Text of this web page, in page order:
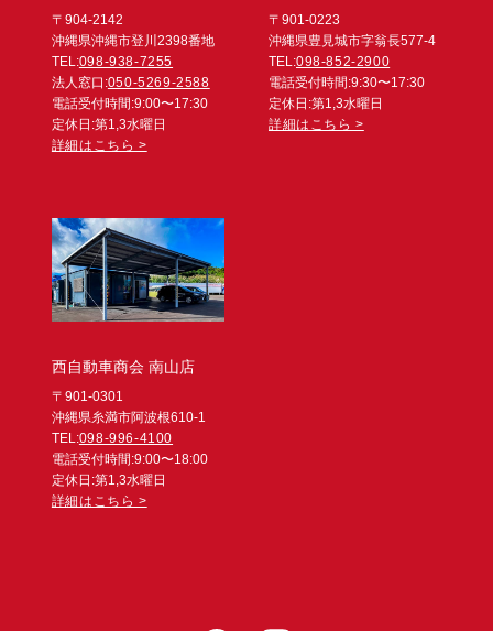
〒904-2142
沖縄県沖縄市登川2398番地
TEL:098-938-7255
法人窓口:050-5269-2588
電話受付時間:9:00〜17:30
定休日:第1,3水曜日
詳細はこちら >
〒901-0223
沖縄県豊見城市字翁長577-4
TEL:098-852-2900
電話受付時間:9:30〜17:30
定休日:第1,3水曜日
詳細はこちら >
西自動車商会 南山店
〒901-0301
沖縄県糸満市阿波根610-1
TEL:098-996-4100
電話受付時間:9:00〜18:00
定休日:第1,3水曜日
詳細はこちら >